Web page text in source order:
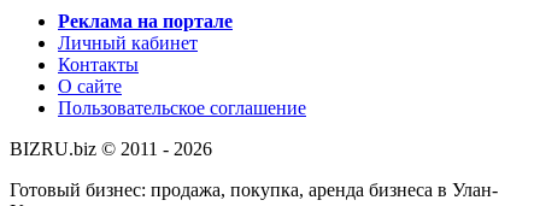
Реклама на портале
Личный кабинет
Контакты
О сайте
Пользовательское соглашение
BIZRU.biz © 2011 - 2026
Готовый бизнес: продажа, покупка, аренда бизнеса в Улан-